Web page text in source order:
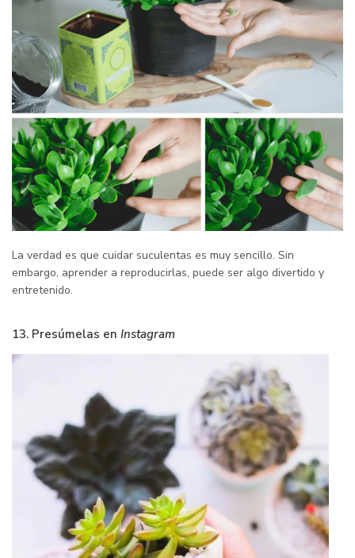
La verdad es que cuidar suculentas es muy sencillo. Sin
embargo, aprender a reproducirlas, puede ser algo divertido y
entretenido.
13. Presúmelas en Instagram